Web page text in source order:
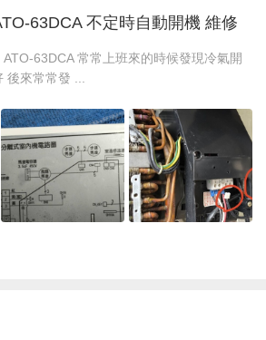
63DCA 不定時自動開機 維修
63DCA 常常上班來的時候發現冷氣開
來常常發 ...